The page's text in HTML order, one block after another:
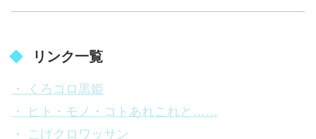
リンク一覧
・ くろコロ黒姫
・ ヒト・モノ・コトあれこれと……
・ こげクロワッサン